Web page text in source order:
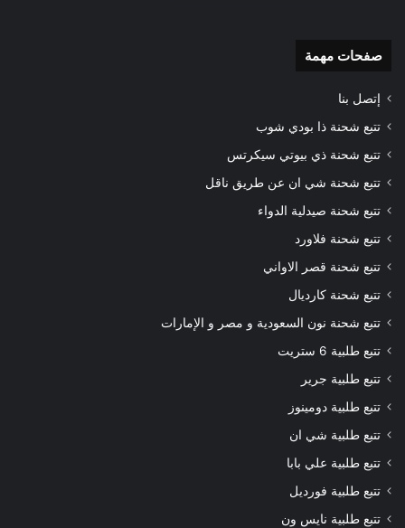
صفحات مهمة
إتصل بنا
تتبع شحنة ذا بودي شوب
تتبع شحنة ذي بيوتي سيكرتس
تتبع شحنة شي ان عن طريق ناقل
تتبع شحنة صيدلية الدواء
تتبع شحنة فلاورد
تتبع شحنة قصر الاواني
تتبع شحنة كارديال
تتبع شحنة نون السعودية و مصر و الإمارات
تتبع طلبية 6 ستريت
تتبع طلبية جرير
تتبع طلبية دومينوز
تتبع طلبية شي ان
تتبع طلبية علي بابا
تتبع طلبية فورديل
تتبع طلبية نايس ون